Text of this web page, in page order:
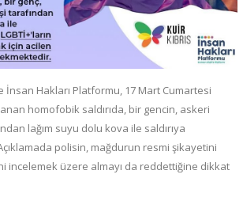
İnsan Hakları Platformu, 17 Mart Cumartesi
homofobik saldırıda, bir gencin, askeri
lağım suyu dolu kova ile saldırıya
polisin, mağdurun resmi şikayetini
incelemek üzere almayı da reddettiğine dikkat